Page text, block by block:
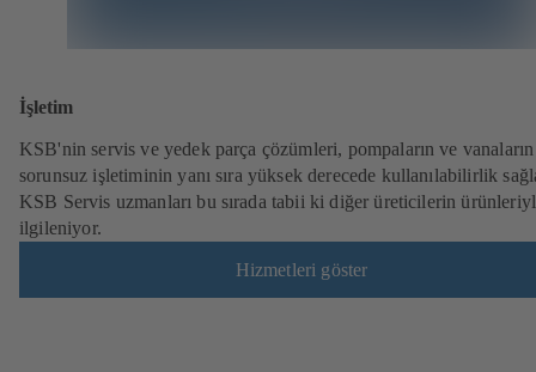
İşletim
KSB'nin servis ve yedek parça çözümleri, pompaların ve vanaların
sorunsuz işletiminin yanı sıra yüksek derecede kullanılabilirlik
KSB Servis uzmanları bu sırada tabii ki diğer üreticilerin
ilgileniyor.
Hizmetleri göster